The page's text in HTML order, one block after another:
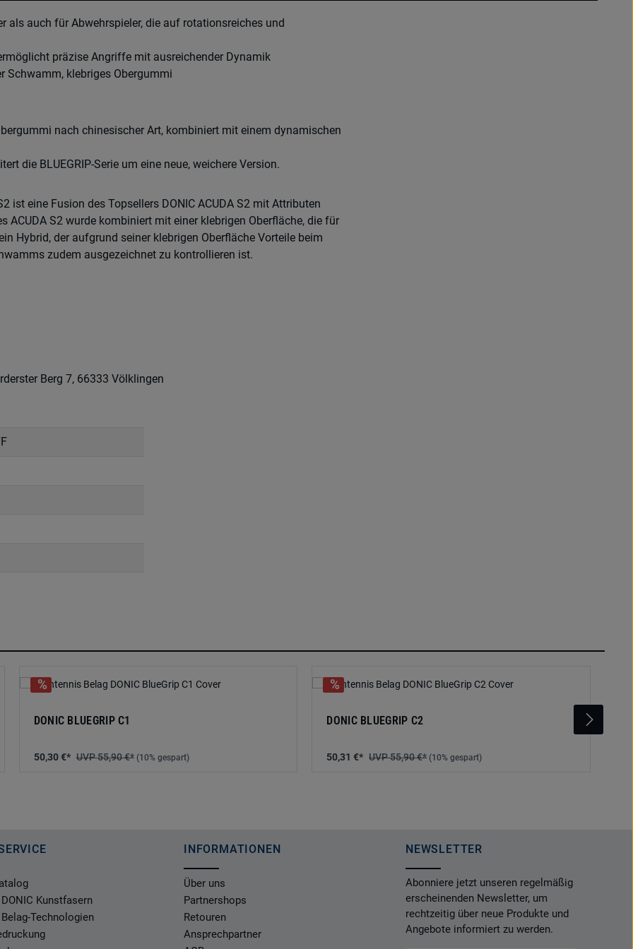
auch für Abwehrspieler, die auf rotationsreiches und
präzise Angriffe mit ausreichender Dynamik
Schwamm, klebriges Obergummi
nach chinesischer Art, kombiniert mit einem dynamischen
die BLUEGRIP-Serie um eine neue, weichere Version.
ist eine Fusion des Topsellers DONIC ACUDA S2 mit Attributen
ACUDA S2 wurde kombiniert mit einer klebrigen Oberfläche, die für
Hybrid, der aufgrund seiner klebrigen Oberfläche Vorteile beim
zudem ausgezeichnet zu kontrollieren ist.
Berg 7, 66333 Völklingen
DONIC BLUEGRIP C1
50,30 €* 55,90 €* (10% gespart)
DONIC BLUEGRIP C2
50,31 €* 55,90 €* (10% gespart)
Kunstfasern
Technologien
INFORMATIONEN
Über uns
Partnershops
Retouren
Ansprechpartner
NEWSLETTER
Abonniere jetzt unseren regelmäßig
erscheinenden Newsletter, um
rechtzeitig über neue Produkte und
Angebote informiert zu werden.